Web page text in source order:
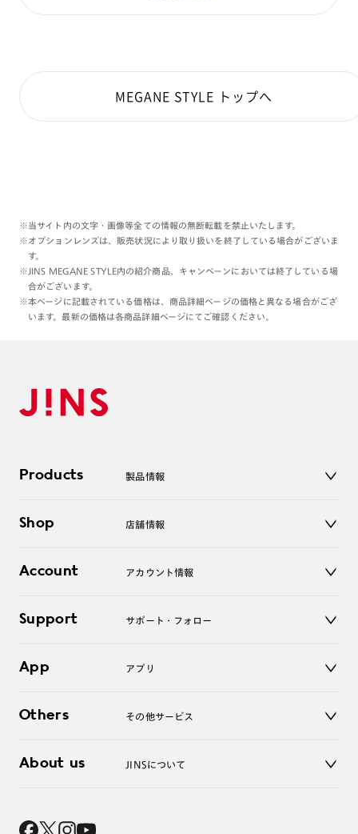
MEGANE STYLE トップへ
※当サイト内の文字・画像等全ての情報の無断転載を禁止いたします。
※オプションレンズは、販売状況により取り扱いを終了している場合がございま
す。
※JINS MEGANE STYLE内の紹介商品、キャンペーンにおいては終了している場
合がございます。
※本ページに記載されている価格は、商品詳細ページの価格と異なる場合がござ
います。最新の価格は各商品詳細ページにてご確認ください。
Products 製品情報
サングラス
コンタクトレンズ
アクセサリー
Shop 店舗情報
オンラインショップ
Account アカウント情報
ログアウト
Support サポート・フォロー
よくあるご質問
お問い合わせ
App アプリ
Others その他サービス
レンズ交換
About us JINSについて